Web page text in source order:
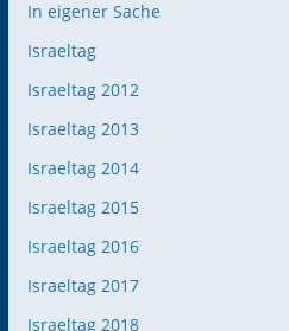
In eigener Sache
Israeltag
Israeltag 2012
Israeltag 2013
Israeltag 2014
Israeltag 2015
Israeltag 2016
Israeltag 2017
Israeltag 2018